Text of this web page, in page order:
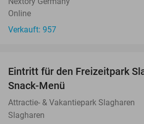
Online
Verkauft: 957
Eintritt für den Freizeitpark
Snack-Menü
Attractie- & Vakantiepark Slagharen
Slagharen